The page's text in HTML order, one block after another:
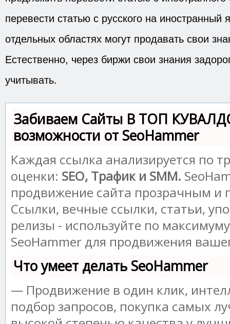
перевести статью с русского на
отдельных областях могут продавать свои
Естественно, через биржи свои знания
учитывать.
Забиваем Сайты В ТОП
возможности от SeoHammer
Каждая ссылка анализируется по
оценки: SEO, Трафик и SMM.
продвижение сайта прозрачным и
Ссылки, вечные ссылки, статьи,
релизы - используйте по
SeoHammer для продвижения
Что умеет делать SeoHammer
— Продвижение в один клик,
подбор запросов, покупка самых